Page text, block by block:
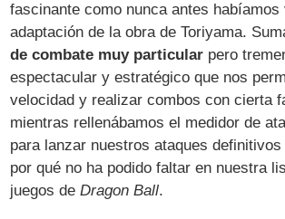
fascinante como nunca antes habíamos
adaptación de la obra de Toriyama.
de combate muy particular pero
espectacular y estratégico que nos
velocidad y realizar combos con cierta
mientras rellenábamos el medidor de
para lanzar nuestros ataques
por qué no ha podido faltar en nuestra
juegos deDragon Ball.